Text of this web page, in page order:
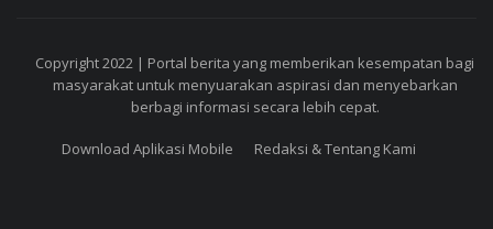
Copyright 2022 | Portal berita yang memberikan kesempatan bagi
masyarakat untuk menyuarakan aspirasi dan menyebarkan
berbagi informasi secara lebih cepat.
Download Aplikasi Mobile Redaksi & Tentang Kami